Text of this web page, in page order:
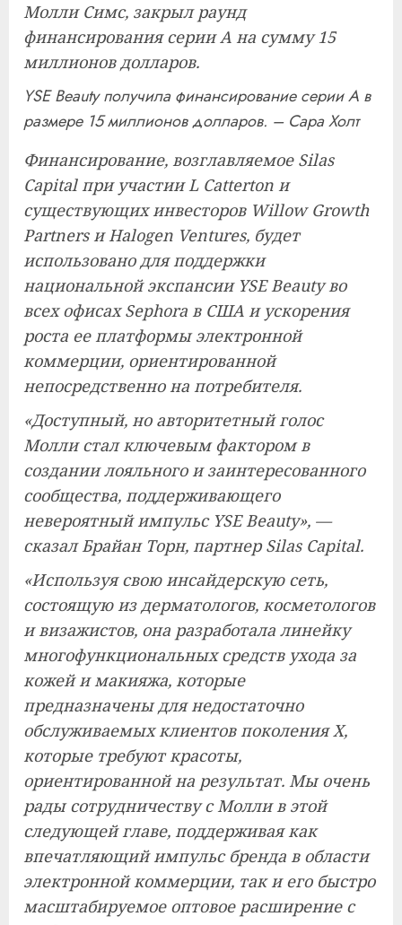
Молли Симс, закрыл раунд
финансирования серии А на сумму 15
миллионов долларов.
YSE Beauty получила финансирование серии А в
размере 15 миллионов долларов. – Сара Холт
Финансирование, возглавляемое Silas
Capital при участии L Catterton и
существующих инвесторов Willow Growth
Partners и Halogen Ventures, будет
использовано для поддержки
национальной экспансии YSE Beauty во
всех офисах Sephora в США и ускорения
роста ее платформы электронной
коммерции, ориентированной
непосредственно на потребителя.
«Доступный, но авторитетный голос
Молли стал ключевым фактором в
создании лояльного и заинтересованного
сообщества, поддерживающего
невероятный импульс YSE Beauty», —
сказал Брайан Торн, партнер Silas Capital.
«Используя свою инсайдерскую сеть,
состоящую из дерматологов, косметологов
и визажистов, она разработала линейку
многофункциональных средств ухода за
кожей и макияжа, которые
предназначены для недостаточно
обслуживаемых клиентов поколения X,
которые требуют красоты,
ориентированной на результат. Мы очень
рады сотрудничеству с Молли в этой
следующей главе, поддерживая как
впечатляющий импульс бренда в области
электронной коммерции, так и его быстро
масштабируемое оптовое расширение с